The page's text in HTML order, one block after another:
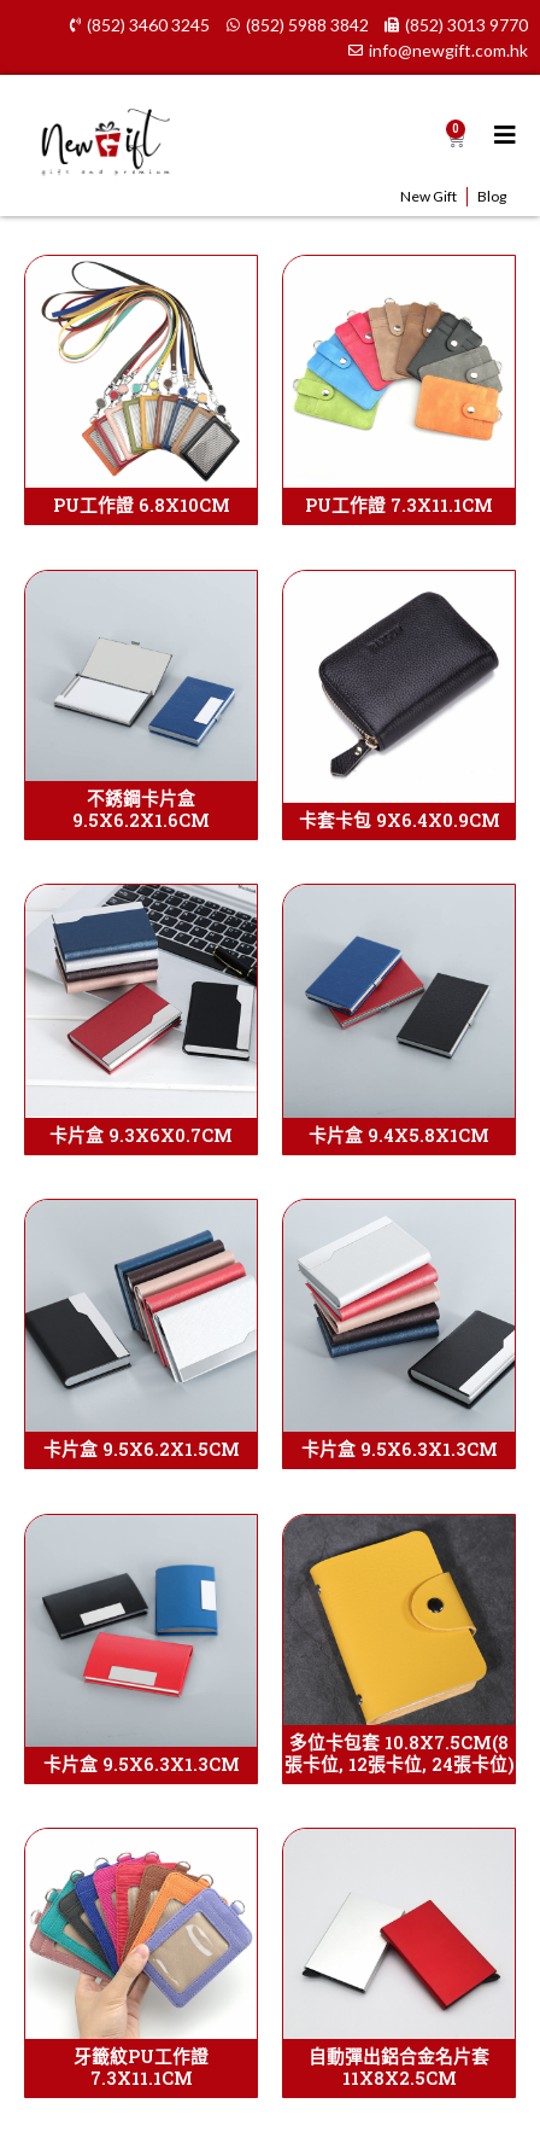
content
(852) 3460 3245 (852) 5988 3842
(852) 3013 9770
info@newgift.com.hk
0 Cart
New Gift Blog
PU工作證 6.8X10CM PU工作證 7.3X11.1CM
不銹鋼卡片盒
9.5X6.2X1.6CM
卡套卡包 9X6.4X0.9CM
卡片盒 9.3X6X0.7CM 卡片盒 9.4X5.8X1CM
卡片盒 9.5X6.2X1.5CM 卡片盒 9.5X6.3X1.3CM
卡片盒 9.5X6.3X1.3CM
多位卡包套 10.8X7.5CM(8
張卡位, 12張卡位, 24張卡位)
牙籤紋PU工作證
7.3X11.1CM
自動彈出鋁合金名片套
11X8X2.5CM